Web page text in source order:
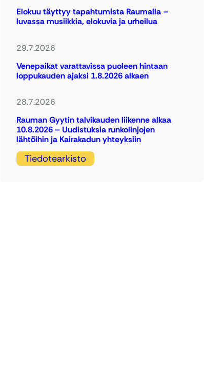
Elokuu täyttyy tapahtumista Raumalla –
luvassa musiikkia, elokuvia ja urheilua
29.7.2026
Venepaikat varattavissa puoleen hintaan
loppukauden ajaksi 1.8.2026 alkaen
28.7.2026
Rauman Gyytin talvikauden liikenne alkaa
10.8.2026 – Uudistuksia runkolinjojen
lähtöihin ja Kairakadun yhteyksiin
Tiedotearkisto